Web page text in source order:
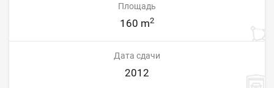
Площадь
160 m2
Дата сдачи
2012